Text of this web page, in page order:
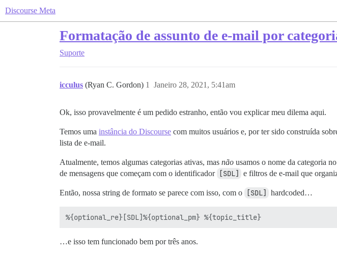
Discourse Meta
Formatação de assunto de e-mail por
Suporte
icculus (Ryan C. Gordon) Janeiro 28, 2021, 5:41am
1
Ok, isso provavelmente é um pedido estranho, então vou explicar meu dilema aqui.
Temos uma instância do Discourse com muitos usuários e, por ter sido construída
lista de e-mail.
Atualmente, temos algumas categorias ativas, mas não usamos o nome da categoria
de mensagens que começam com o identificador
[SDL] e filtros de e-mail que
Então, nossa string de formato se parece com isso, com o [SDL] hardcoded…
…e isso tem funcionado bem por três anos.